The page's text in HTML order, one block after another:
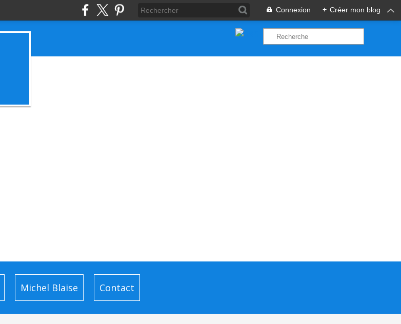
Connexion + Créer mon blog
Michel Blaise Contact